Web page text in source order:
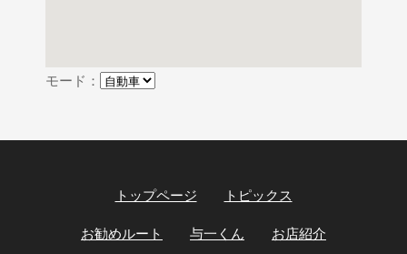
モード：
トップページ トピックス
お勧めルート 与一くん お店紹介